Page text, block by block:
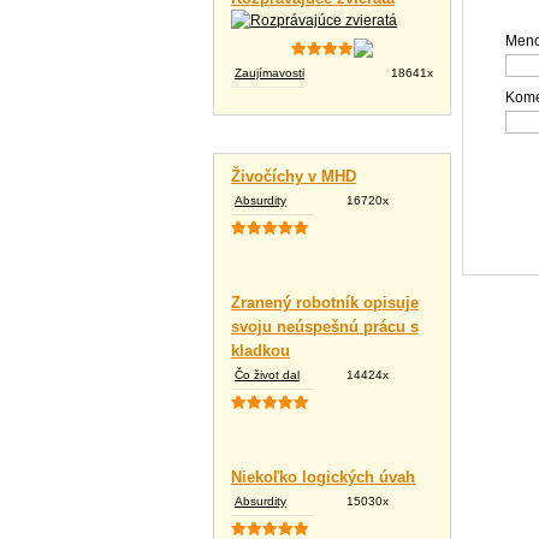
Zaujímavosti 18641x
Živočíchy v MHD
Absurdity 16720x
Zranený robotník opisuje
svoju neúspešnú prácu s
kladkou
Čo život dal 14424x
Niekoľko logických úvah
Absurdity 15030x